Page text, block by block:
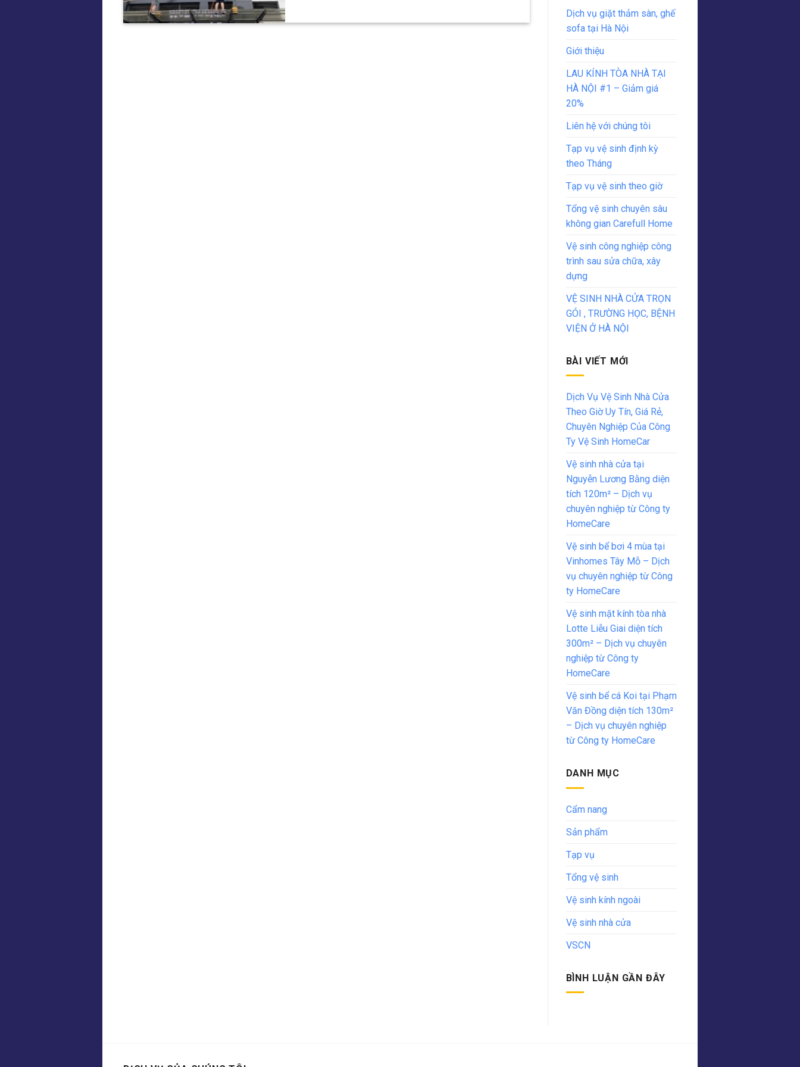
Dịch vụ giặt thảm sàn, ghế
sofa tại Hà Nội
Giới thiệu
LAU KÍNH TÒA NHÀ TẠI
HÀ NỘI #1 – Giảm giá
20%
Liên hệ với chúng tôi
Tạp vụ vệ sinh định kỳ
theo Tháng
Tạp vụ vệ sinh theo giờ
Tổng vệ sinh chuyên sâu
không gian Carefull Home
Vệ sinh công nghiệp công
trình sau sửa chữa, xây
dựng
VỆ SINH NHÀ CỬA TRỌN
GÓI , TRƯỜNG HỌC, BỆNH
VIỆN Ở HÀ NỘI
BÀI VIẾT MỚI
Dịch Vụ Vệ Sinh Nhà Cửa
Theo Giờ Uy Tín, Giá Rẻ,
Chuyên Nghiệp Của Công
Ty Vệ Sinh HomeCar
Vệ sinh nhà cửa tại
Nguyễn Lương Bằng diện
tích 120m² – Dịch vụ
chuyên nghiệp từ Công ty
HomeCare
Vệ sinh bể bơi 4 mùa tại
Vinhomes Tây Mỗ – Dịch
vụ chuyên nghiệp từ Công
ty HomeCare
Vệ sinh mặt kính tòa nhà
Lotte Liễu Giai diện tích
300m² – Dịch vụ chuyên
nghiệp từ Công ty
HomeCare
Vệ sinh bể cá Koi tại Phạm
Văn Đồng diện tích 130m²
– Dịch vụ chuyên nghiệp
từ Công ty HomeCare
DANH MỤC
Cẩm nang
Sản phẩm
Tạp vụ
Tổng vệ sinh
Vệ sinh kính ngoài
Vệ sinh nhà cửa
VSCN
BÌNH LUẬN GẦN ĐÂY